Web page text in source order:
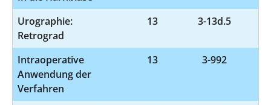
Urographie:
Retrograd
13 3-13d.5
Intraoperative
Anwendung der
Verfahren
13 3-992